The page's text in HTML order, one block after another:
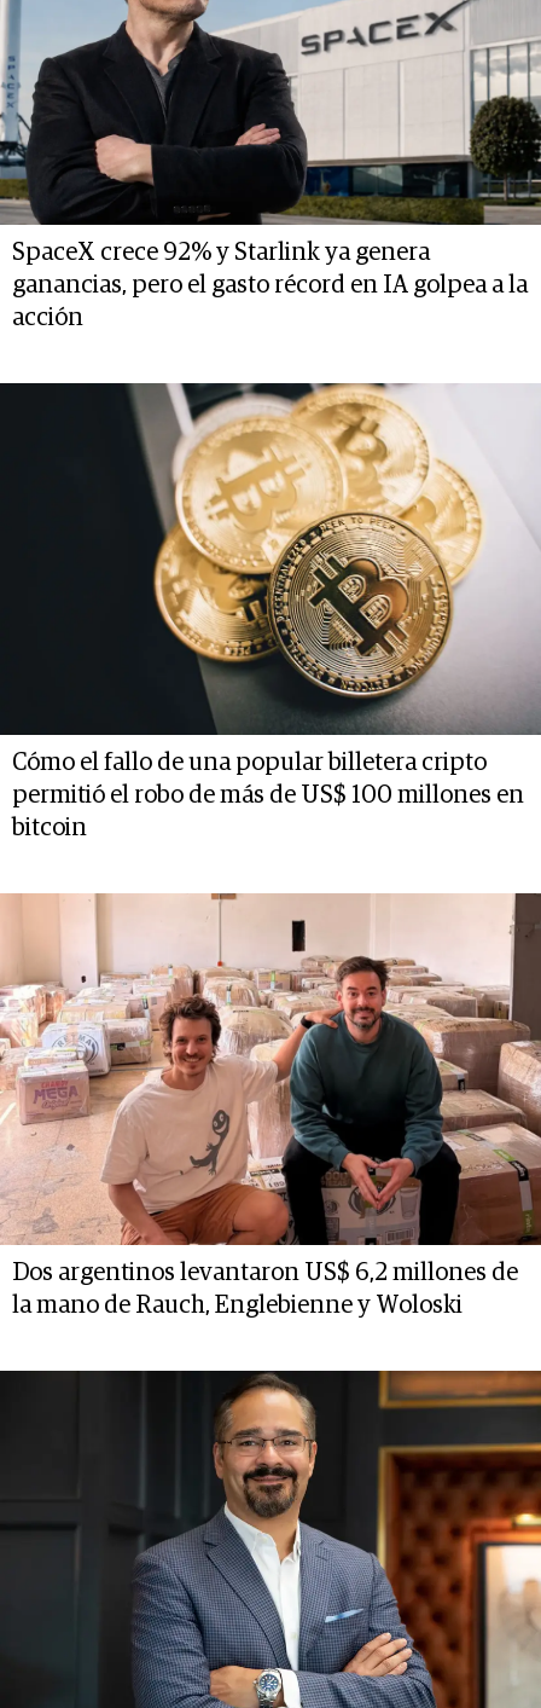
SpaceX crece 92% y Starlink ya genera
ganancias, pero el gasto récord en IA golpea a la
acción
Cómo el fallo de una popular billetera cripto
permitió el robo de más de US$ 100 millones en
bitcoin
Dos argentinos levantaron US$ 6,2 millones de
la mano de Rauch, Englebienne y Woloski